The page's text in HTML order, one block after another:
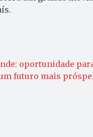
oportunidade
futuro mais